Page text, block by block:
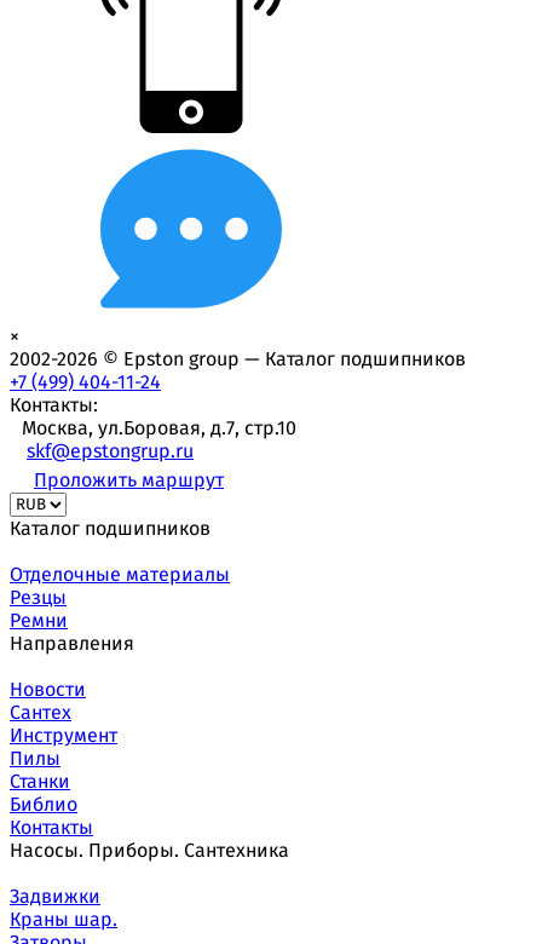
×
2002-2026 © Epston group — Каталог подшипников
+7 (499) 404-11-24
Контакты:
Москва, ул.Боровая, д.7, стр.10
skf@epstongrup.ru
Проложить маршрут
Каталог подшипников
Отделочные материалы
Резцы
Ремни
Направления
Новости
Сантех
Инструмент
Пилы
Станки
Библио
Контакты
Насосы. Приборы. Сантехника
Задвижки
Краны шар.